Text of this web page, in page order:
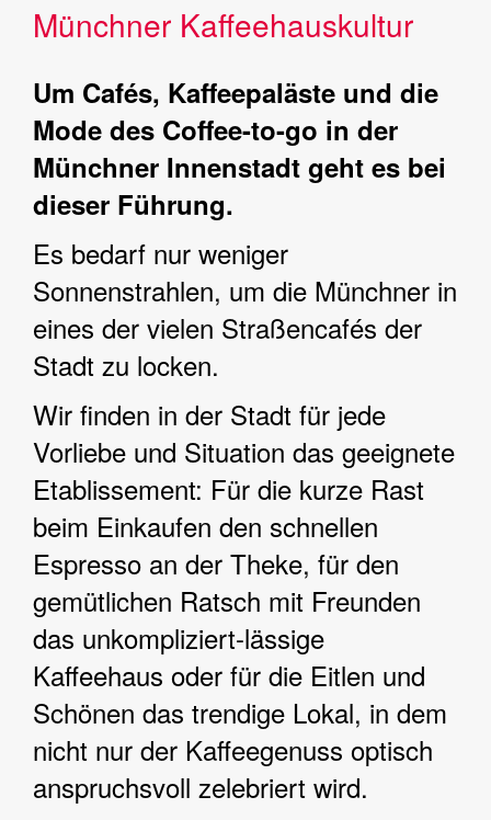
Münchner Kaffeehauskultur
Um Cafés, Kaffeepaläste und die
Mode des Coffee-to-go in der
Münchner Innenstadt geht es bei
dieser Führung.
Es bedarf nur weniger
Sonnenstrahlen, um die Münchner in
eines der vielen Straßencafés der
Stadt zu locken.
Wir finden in der Stadt für jede
Vorliebe und Situation das geeignete
Etablissement: Für die kurze Rast
beim Einkaufen den schnellen
Espresso an der Theke, für den
gemütlichen Ratsch mit Freunden
das unkompliziert-lässige
Kaffeehaus oder für die Eitlen und
Schönen das trendige Lokal, in dem
nicht nur der Kaffeegenuss optisch
anspruchsvoll zelebriert wird.